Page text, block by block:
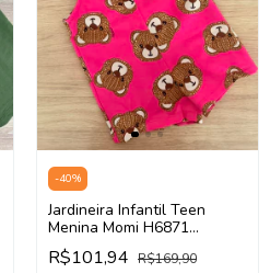
-40%
Jardineira Infantil Teen
Menina Momi H6871
(Rosa/Pink)
R$101,94 R$169,90